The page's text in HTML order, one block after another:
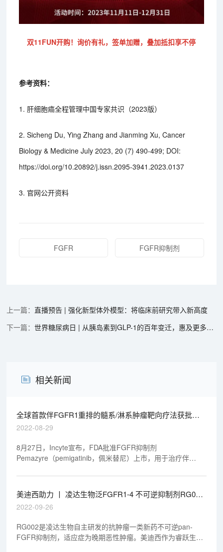
双11FUN开购！询价有礼，签单加赠，叠加抵扣享不停
参考资料：
1. 肝细胞癌全程管理中国专家共识（2023版）
2. Sicheng Du, Ying Zhang and Jianming Xu, Cancer
Biology & Medicine July 2023, 20 (7) 490-499; DOI:
https://doi.org/10.20892/j.issn.2095-3941.2023.0137
3. 官网公开资料
FGFR FGFR抑制剂
直播预告 | 强化新型体外模型：将临床前研究带入新高度
世界糖尿病日 | 从胰岛素到GLP-1的百年变迁，惠及更多糖尿病患者
相关新闻
全球首款伴FGFR1重排的髓系/淋系肿瘤靶向疗法获批丨
“美”天新药事
2022-08-29
8月27日，Incyte宣布，FDA批准FGFR抑制剂
Pemazyre（pemigatinib，佩米替尼）上市，用于治疗伴
者。这是全球首款获批用于该适应症的靶向疗法。
美迪西助力 丨 凌达生物泛FGFR1-4 不可逆抑制剂RG002
片获批临床
2022-09-26
RG002是凌达生物自主研发的抗肿瘤一类新药不可逆pan-
FGFR抑制剂，适应症为晚期恶性肿瘤。美迪西作为睿跃生物